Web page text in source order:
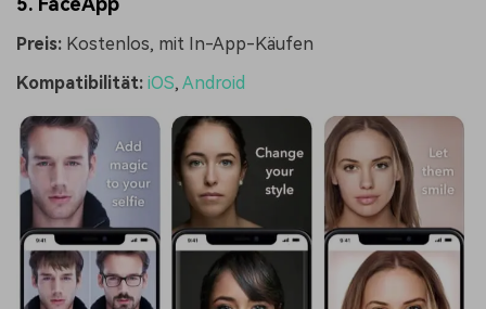
Preis: Kostenlos, mit In-App-Käufen
Kompatibilität: iOS, Android